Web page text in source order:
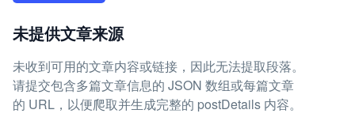
未提供文章来源
未收到可用的文章内容或链接，因此无法提取段落。
请提交包含多篇文章信息的 JSON 数组或每篇文章
的 URL，以便爬取并生成完整的 postDetails 内容。